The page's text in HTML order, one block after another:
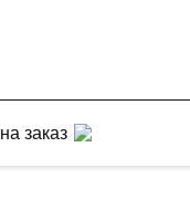
заказ